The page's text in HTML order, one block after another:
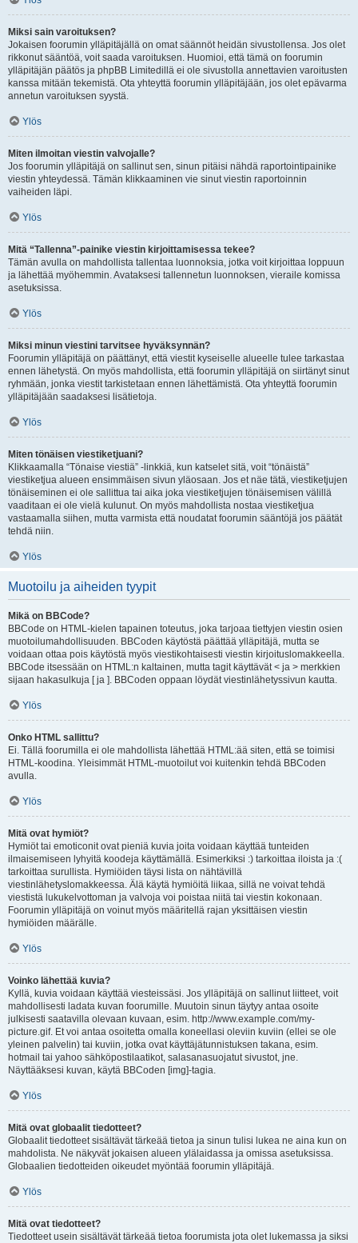
Miksi sain varoituksen?
Jokaisen foorumin ylläpitäjällä on omat säännöt heidän sivustollensa. Jos olet
rikkonut sääntöä, voit saada varoituksen. Huomioi, että tämä on foorumin
ylläpitäjän päätös ja phpBB Limitedillä ei ole sivustolla annettavien varoitusten
kanssa mitään tekemistä. Ota yhteyttä foorumin ylläpitäjään, jos olet epävarma
annetun varoituksen syystä.
Ylös
Miten ilmoitan viestin valvojalle?
Jos foorumin ylläpitäjä on sallinut sen, sinun pitäisi nähdä raportointipainike
viestin yhteydessä. Tämän klikkaaminen vie sinut viestin raportoinnin
vaiheiden läpi.
Ylös
Mitä “Tallenna”-painike viestin kirjoittamisessa tekee?
Tämän avulla on mahdollista tallentaa luonnoksia, jotka voit kirjoittaa loppuun
ja lähettää myöhemmin. Avataksesi tallennetun luonnoksen, vieraile komissa
asetuksissa.
Ylös
Miksi minun viestini tarvitsee hyväksynnän?
Foorumin ylläpitäjä on päättänyt, että viestit kyseiselle alueelle tulee tarkastaa
ennen lähetystä. On myös mahdollista, että foorumin ylläpitäjä on siirtänyt sinut
ryhmään, jonka viestit tarkistetaan ennen lähettämistä. Ota yhteyttä foorumin
ylläpitäjään saadaksesi lisätietoja.
Ylös
Miten tönäisen viestiketjuani?
Klikkaamalla “Tönaise viestiä” -linkkiä, kun katselet sitä, voit “tönäistä”
viestiketjua alueen ensimmäisen sivun yläosaan. Jos et näe tätä, viestiketjujen
tönäiseminen ei ole sallittua tai aika joka viestiketjujen tönäisemisen välillä
vaaditaan ei ole vielä kulunut. On myös mahdollista nostaa viestiketjua
vastaamalla siihen, mutta varmista että noudatat foorumin sääntöjä jos päätät
tehdä niin.
Ylös
Muotoilu ja aiheiden tyypit
Mikä on BBCode?
BBCode on HTML-kielen tapainen toteutus, joka tarjoaa tiettyjen viestin osien
muotoilumahdollisuuden. BBCoden käytöstä päättää ylläpitäjä, mutta se
voidaan ottaa pois käytöstä myös viestikohtaisesti viestin kirjoituslomakkeella.
BBCode itsessään on HTML:n kaltainen, mutta tagit käyttävät < ja > merkkien
sijaan hakasulkuja [ ja ]. BBCoden oppaan löydät viestinlähetyssivun kautta.
Ylös
Onko HTML sallittu?
Ei. Tällä foorumilla ei ole mahdollista lähettää HTML:ää siten, että se toimisi
HTML-koodina. Yleisimmät HTML-muotoilut voi kuitenkin tehdä BBCoden
avulla.
Ylös
Mitä ovat hymiöt?
Hymiöt tai emoticonit ovat pieniä kuvia joita voidaan käyttää tunteiden
ilmaisemiseen lyhyitä koodeja käyttämällä. Esimerkiksi :) tarkoittaa iloista ja :(
tarkoittaa surullista. Hymiöiden täysi lista on nähtävillä
viestinlähetyslomakkeessa. Älä käytä hymiöitä liikaa, sillä ne voivat tehdä
viestistä lukukelvottoman ja valvoja voi poistaa niitä tai viestin kokonaan.
Foorumin ylläpitäjä on voinut myös määritellä rajan yksittäisen viestin
hymiöiden määrälle.
Ylös
Voinko lähettää kuvia?
Kyllä, kuvia voidaan käyttää viesteissäsi. Jos ylläpitäjä on sallinut liitteet, voit
mahdollisesti ladata kuvan foorumille. Muutoin sinun täytyy antaa osoite
julkisesti saatavilla olevaan kuvaan, esim. http://www.example.com/my-
picture.gif. Et voi antaa osoitetta omalla koneellasi oleviin kuviin (ellei se ole
yleinen palvelin) tai kuviin, jotka ovat käyttäjätunnistuksen takana, esim.
hotmail tai yahoo sähköpostilaatikot, salasanasuojatut sivustot, jne.
Näyttääksesi kuvan, käytä BBCoden [img]-tagia.
Ylös
Mitä ovat globaalit tiedotteet?
Globaalit tiedotteet sisältävät tärkeää tietoa ja sinun tulisi lukea ne aina kun on
mahdolista. Ne näkyvät jokaisen alueen ylälaidassa ja omissa asetuksissa.
Globaalien tiedotteiden oikeudet myöntää foorumin ylläpitäjä.
Ylös
Mitä ovat tiedotteet?
Tiedotteet usein sisältävät tärkeää tietoa foorumista jota olet lukemassa ja siksi